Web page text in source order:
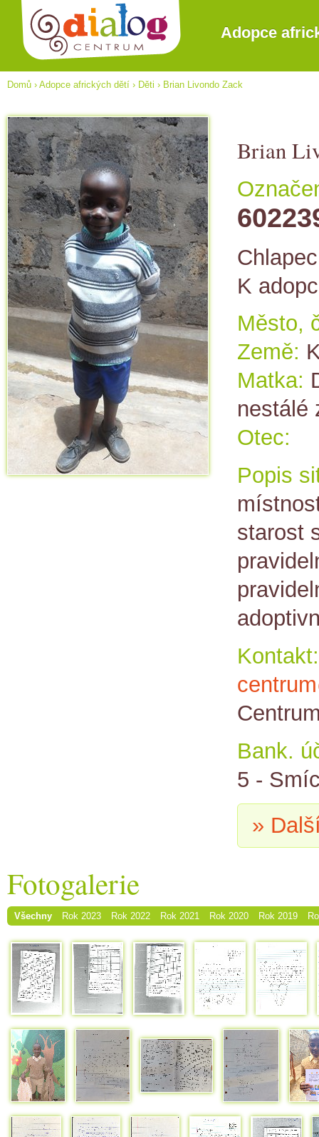
Adopce
Domů › Adopce afrických dětí › Děti › Brian Livondo Zack
Brian
K
Město,
Země:
Matka:
nestálé
Otec:
Popis
starost
Kontakt:
Bank.
5 -
»
Fotogalerie
Všechny Rok 2023 Rok 2022 Rok 2021 Rok 2020 Rok 2019